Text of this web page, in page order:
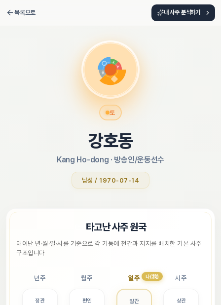
목록으로 내 사주 분석하기
토
강호동
Kang Ho-dong · 방송인/운동선수
남성 / 1970-07-14
타고난 사주 원국
태어난 년·월·일·시를 기준으로 각 기둥에 천간과 지지를 배치한 기본 사주
구조입니다
시주
상관
일주
일간
나(我)
월주
편인
년주
정관